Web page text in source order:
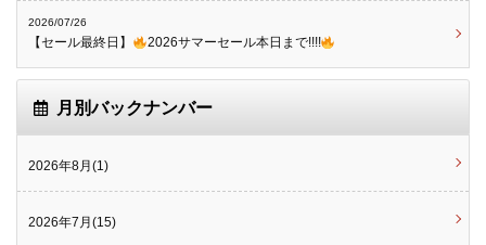
2026/07/26
【セール最終日】 2026サマーセール本日まで!!!!
月別バックナンバー
2026年8月(1)
2026年7月(15)